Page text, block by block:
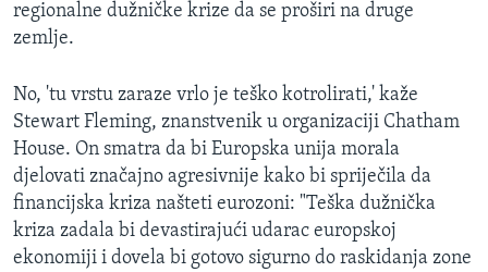
regionalne dužničke krize da se proširi na druge
zemlje.
No, 'tu vrstu zaraze vrlo je teško kotrolirati,' kaže
Stewart Fleming, znanstvenik u organizaciji Chatham
House. On smatra da bi Europska unija morala
djelovati značajno agresivnije kako bi spriječila da
financijska kriza našteti eurozoni: "Teška dužnička
kriza zadala bi devastirajući udarac europskoj
ekonomiji i dovela bi gotovo sigurno do raskidanja zone